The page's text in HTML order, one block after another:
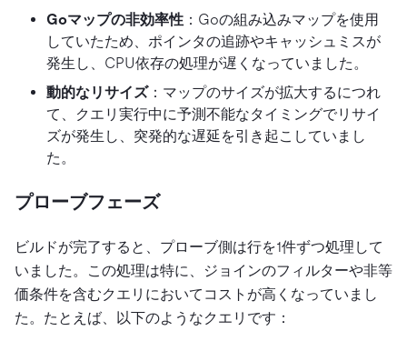
Goマップの非効率性 ：Goの組み込みマップを使用
していたため、ポインタの追跡やキャッシュミスが
発生し、CPU依存の処理が遅くなっていました。
動的なリサイズ：マップのサイズが拡大するにつれ
て、クエリ実行中に予測不能なタイミングでリサイ
ズが発生し、突発的な遅延を引き起こしていまし
た。
プローブフェーズ
ビルドが完了すると、プローブ側は行を1件ずつ処理して
いました。この処理は特に、ジョインのフィルターや非等
価条件を含むクエリにおいてコストが高くなっていまし
た。たとえば、以下のようなクエリです：